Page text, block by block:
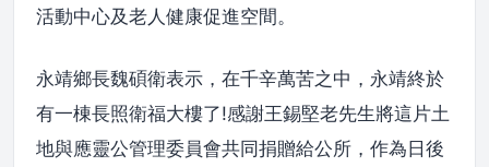
活動中心及老人健康促進空間。
永靖鄉長魏碩衛表示，在千辛萬苦之中，永靖終於
有一棟長照衛福大樓了!感謝王錫堅老先生將這片土
地與應靈公管理委員會共同捐贈給公所，作為日後